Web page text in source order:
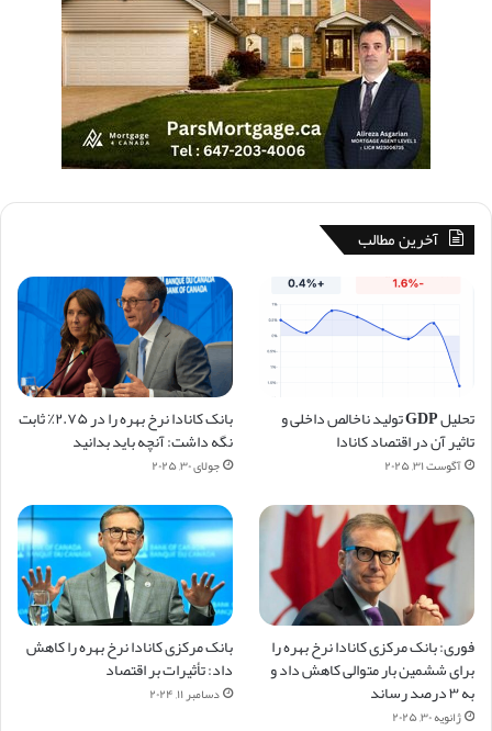
آخرین مطالب
تحلیل GDP تولید ناخالص داخلی و
تاثیر آن در اقتصاد کانادا
آگوست ۳۱, ۲۰۲۵
بانک کانادا نرخ بهره را در ۲.۷۵٪ ثابت
نگه داشت: آنچه باید بدانید
جولای ۳۰, ۲۰۲۵
فوری: بانک مرکزی کانادا نرخ بهره را
برای ششمین بار متوالی کاهش داد و
به ۳ درصد رساند
ژانویه ۳۰, ۲۰۲۵
بانک مرکزی کانادا نرخ بهره را کاهش
داد: تأثیرات بر اقتصاد
دسامبر ۱۱, ۲۰۲۴